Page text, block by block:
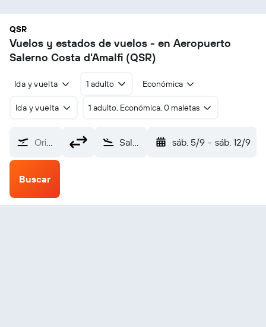
QSR
Vuelos y estados de vuelos - en Aeropuerto
Salerno Costa d'Amalfi (QSR)
Ida y vuelta 1 adulto Económica
Ida y vuelta 1 adulto, Económica, 0 maletas
Origen Salerno Costa d'Amalfi (QSR) sáb. 5/9 - sáb. 12/9
Buscar